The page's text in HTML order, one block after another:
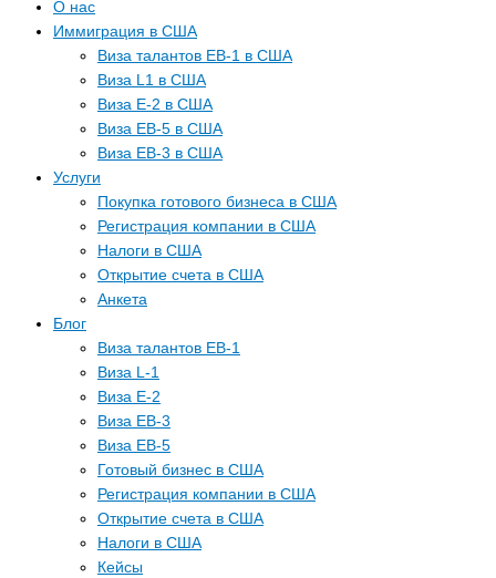
О нас
Иммиграция в США
Виза талантов EB-1 в США
Виза L1 в США
Виза E-2 в США
Виза EB-5 в США
Виза EB-3 в США
Услуги
Покупка готового бизнеса в США
Регистрация компании в США
Налоги в США
Открытие счета в США
Анкета
Блог
Виза талантов EB-1
Виза L-1
Виза E-2
Виза EB-3
Виза EB-5
Готовый бизнес в США
Регистрация компании в США
Открытие счета в США
Налоги в США
Кейсы